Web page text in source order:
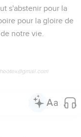
s'abstenir pour la
pour la gloire de
notre vie.